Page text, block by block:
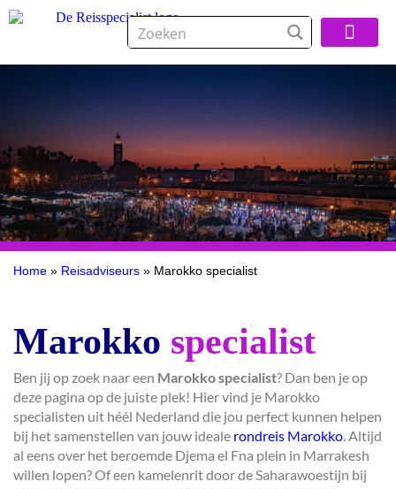
Home » Reisadviseurs » Marokko specialist
Marokko specialist
Ben jij op zoek naar een Marokko specialist? Dan ben je op
deze pagina op de juiste plek! Hier vind je Marokko
specialisten uit héél Nederland die jou perfect kunnen helpen
bij het samenstellen van jouw ideale rondreis Marokko. Altijd
al eens over het beroemde Djema el Fna plein in Marrakesh
willen lopen? Of een kamelenrit door de Saharawoestijn bij